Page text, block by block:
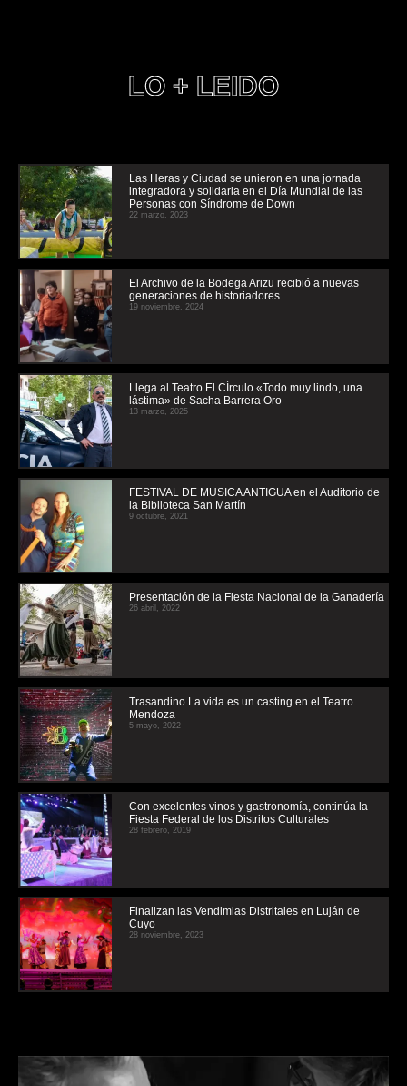
LO + LEIDO
Las Heras y Ciudad se unieron en una jornada
integradora y solidaria en el Día Mundial de las
Personas con Síndrome de Down
22 marzo, 2023
El Archivo de la Bodega Arizu recibió a nuevas
generaciones de historiadores
19 noviembre, 2024
Llega al Teatro El CÍrculo «Todo muy lindo, una
lástima» de Sacha Barrera Oro
13 marzo, 2025
FESTIVAL DE MUSICA ANTIGUA en el Auditorio de
la Biblioteca San Martín
9 octubre, 2021
Presentación de la Fiesta Nacional de la Ganadería
26 abril, 2022
Trasandino La vida es un casting en el Teatro
Mendoza
5 mayo, 2022
Con excelentes vinos y gastronomía, continúa la
Fiesta Federal de los Distritos Culturales
28 febrero, 2019
Finalizan las Vendimias Distritales en Luján de
Cuyo
28 noviembre, 2023